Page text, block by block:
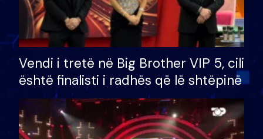
Vendi i tretë në Big Brother VIP 5, cili
është finalisti i radhës që lë shtëpinë